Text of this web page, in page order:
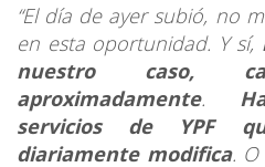
“El día de ayer subió, no
en esta oportunidad. Y sí,
nuestro caso,
aproximadamente.
servicios de YPF
diariamente modifica.